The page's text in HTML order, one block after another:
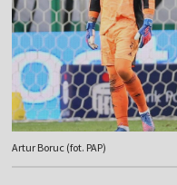
Artur Boruc (fot. PAP)